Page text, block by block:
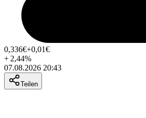
0,336€+0,01€
+ 2,44%
07.08.2026 20:43
Teilen